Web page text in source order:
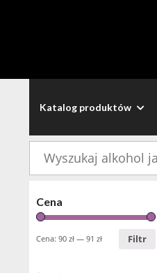
Katalog produktów
Cena
Filtr
Cena: 90 zł — 91 zł